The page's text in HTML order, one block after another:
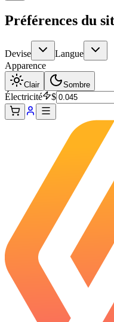
Préférences du
Devise
Langue
Apparence
Clair Sombre
Électricité $